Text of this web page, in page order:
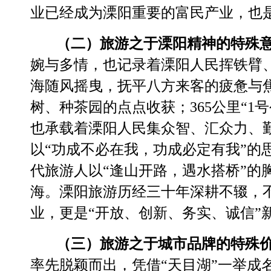
业已经成为溧阳重要的富民产业，也
（二）旅游之于溧阳精神的特殊
婉与多情，也记录着溧阳人民挥铁臂
海随风摇曳，抚平八方来客的疲惫与
树、种茶园的点点收获 ；365公里“1
也承载着溧阳人民集众智、汇众力、
以“功成不必在我，功成必定有我”的
代旅游人以“逢山开路，遇水搭桥”的
海。 溧阳旅游历经三十年深耕不辍，
业， 更是“开放、创新、务实、诚信”
（三）旅游之于城市品牌的特殊
率先脱颖而出，凭借“天目湖”一举成